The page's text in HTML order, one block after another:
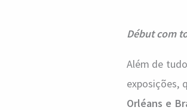
Début com
Além de
exposições,
Orléans e